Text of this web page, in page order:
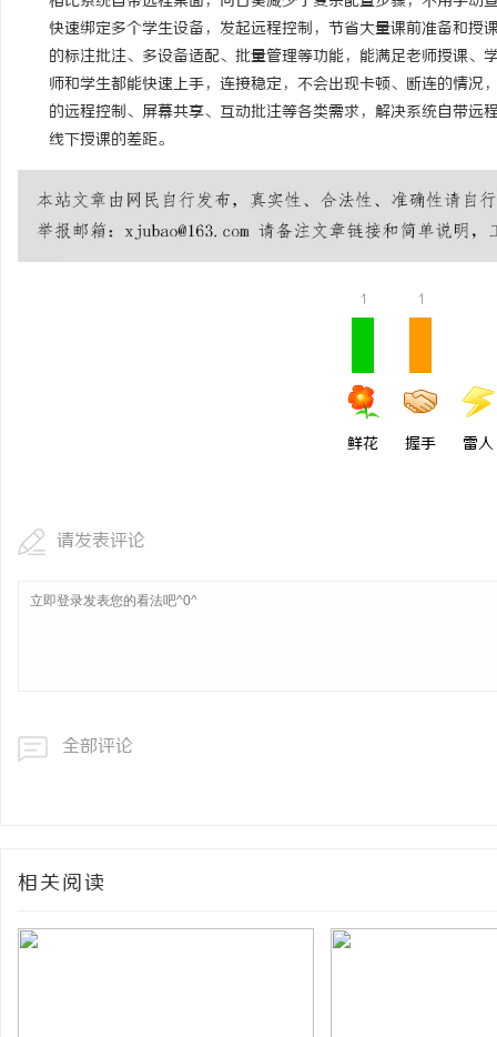
快速绑定多个学生设备，发起远程控制，节省大量课前准备和授
的标注批注、多设备适配、批量管理等功能，能满足老师授课
师和学生都能快速上手，连接稳定，不会出现卡顿、断连的情
的远程控制、屏幕共享、互动批注等各类需求，解决系统自带
线下授课的差距。
1
鲜花
1
握手 雷人
请发表评论
全部评论
相关阅读